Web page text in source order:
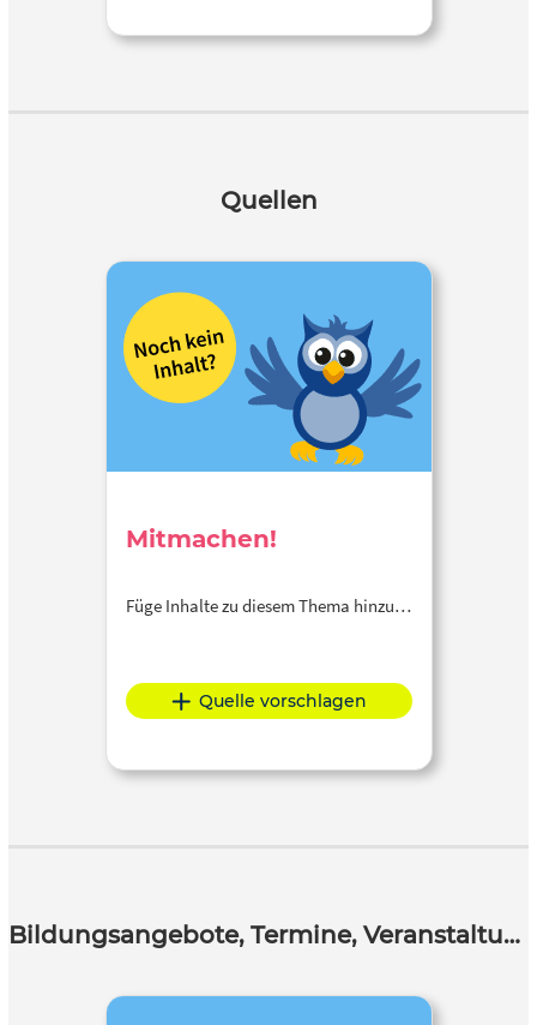
Quellen
Mitmachen!
Füge Inhalte zu diesem Thema hinzu…
Quelle vorschlagen
Bildungsangebote, Termine, Veranstaltungen